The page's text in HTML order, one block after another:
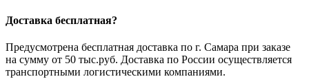
Доставка бесплатная?
Предусмотрена бесплатная доставка по г. Самара при заказе
на сумму от 50 тыс.руб. Доставка по России осуществляется
транспортными логистическими компаниями.